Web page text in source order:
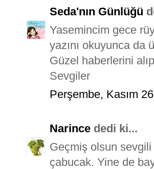
Seda'nın Günlüğü
Yasemincim gece
yazını okuyunca
Güzel haberlerini
Sevgiler
Perşembe, Kasım
Narince dedi ki...
Geçmiş olsun sevgili
çabucak. Yine de